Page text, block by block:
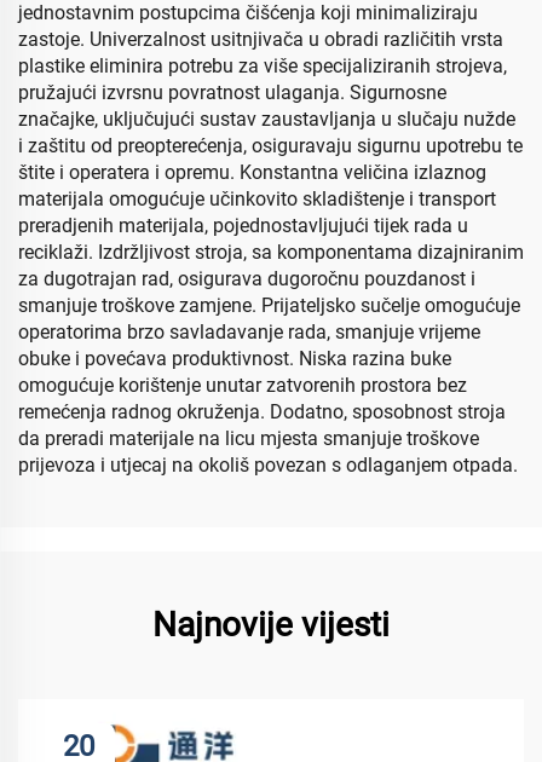
jednostavnim postupcima čišćenja koji minimaliziraju
zastoje. Univerzalnost usitnjivača u obradi različitih vrsta
plastike eliminira potrebu za više specijaliziranih strojeva,
pružajući izvrsnu povratnost ulaganja. Sigurnosne
značajke, uključujući sustav zaustavljanja u slučaju nužde
i zaštitu od preopterećenja, osiguravaju sigurnu upotrebu te
štite i operatera i opremu. Konstantna veličina izlaznog
materijala omogućuje učinkovito skladištenje i transport
preradjenih materijala, pojednostavljujući tijek rada u
reciklaži. Izdržljivost stroja, sa komponentama dizajniranim
za dugotrajan rad, osigurava dugoročnu pouzdanost i
smanjuje troškove zamjene. Prijateljsko sučelje omogućuje
operatorima brzo savladavanje rada, smanjuje vrijeme
obuke i povećava produktivnost. Niska razina buke
omogućuje korištenje unutar zatvorenih prostora bez
remećenja radnog okruženja. Dodatno, sposobnost stroja
da preradi materijale na licu mjesta smanjuje troškove
prijevoza i utjecaj na okoliš povezan s odlaganjem otpada.
Najnovije vijesti
20